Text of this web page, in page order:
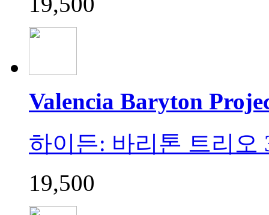
Valencia Baryton
하이든: 바리톤 트리오
19,500